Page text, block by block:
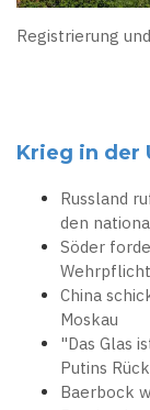
Registrierung
Krieg in der
Russland
den
Söder
Wehrpflicht
China
Moskau
"Das Glas
Putins
Baerbock